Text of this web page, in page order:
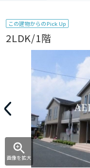
この建物からのPick Up
2LDK/1階
画像を拡大